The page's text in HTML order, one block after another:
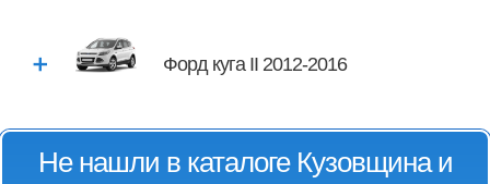
Форд куга II 2012-2016
Не нашли в каталоге Кузовщина и